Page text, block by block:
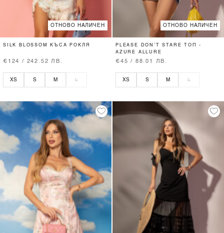
ОТНОВО НАЛИЧЕН
SILK BLOSSOM КЪСА РОКЛЯ
€124 / 242.52 ЛВ.
XS S M L
ОТНОВО НАЛИЧЕН
PLEASE DON’T STARE ТОП -
AZURE ALLURE
€45 / 88.01 ЛВ.
XS S M L